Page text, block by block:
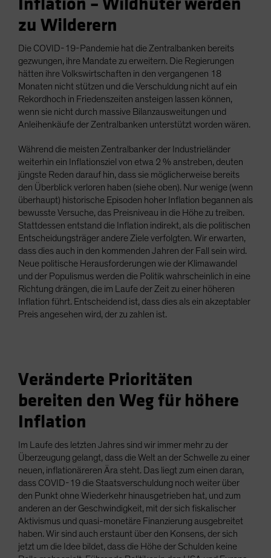
zu Wilderern
Die COVID-19-Pandemie hat die Zentralbanken bereits
gezwungen, ihre Mandate zu erweitern. Die Regierungen
hätten ihre Volkswirtschaften in den vergangenen 18
Monaten nicht stützen und die Verschuldung nicht auf ein
Rekordhoch in Friedenszeiten ansteigen lassen können,
wenn sie nicht durch massive Bilanzausweitungen und
Anleihenkäufe der Zentralbanken unterstützt worden wären.
Während die meisten Zentralbanker der Industrieländer
weiterhin ein Inflationsziel von etwa 2 % anstreben, deuten
jüngste Reden darauf hin, dass sie möglicherweise bereits
den Überblick verloren haben (siehe oben). Nur wenige (wenn
überhaupt) historische Episoden hoher Inflation begannen als
bewusste Versuche, das Preisniveau in die Höhe zu treiben.
Stattdessen entstand die Inflation indirekt, als die politischen
Entscheidungsträger andere Ziele verfolgten. Wir erwarten,
dass dies auch in den kommenden Jahren der Fall sein wird.
Neue politische Herausforderungen wie der Klimawandel
und der Populismus werden die Politik wahrscheinlich in eine
Richtung drängen, die im Laufe der Zeit zu einer höheren
Inflation führt. Entscheidend ist, dass dies als ein akzeptabler
Preis angesehen wird, der zu zahlen ist.
Veränderte Prioritäten
bereiten den Weg für höhere
Inflation
Im Laufe des letzten Jahres sind wir immer mehr zu der
Überzeugung gelangt, dass die Welt an der Schwelle zu einer
neuen, inflationäreren Ära steht. Das liegt zum einen daran,
dass COVID-19 die Staatsverschuldung noch weiter über
den Punkt ohne Wiederkehr hinausgetrieben hat, und zum
anderen an der Geschwindigkeit, mit der sich fiskalischer
Aktivismus und quasi-monetäre Finanzierung ausgebreitet
haben. Wir sind auch erstaunt über den Konsens, der sich
jetzt um die Idee bildet, dass die Höhe der Schulden keine